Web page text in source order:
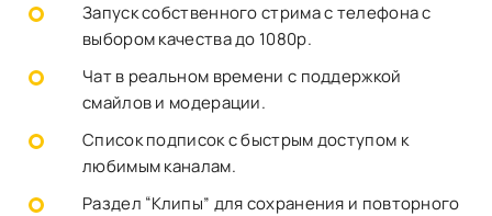
Запуск собственного стрима с телефона с
выбором качества до 1080p.
Чат в реальном времени с поддержкой
смайлов и модерации.
Список подписок с быстрым доступом к
любимым каналам.
Раздел “Клипы” для сохранения и повторного